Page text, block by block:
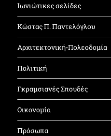
Ιωνιώτικες σελίδες
Κώστας Π. Παντελόγλου
Αρχιτεκτονική-Πολεοδομία
Πολιτική
Γκραμσιανές Σπουδές
Οικονομία
Πρόσωπα